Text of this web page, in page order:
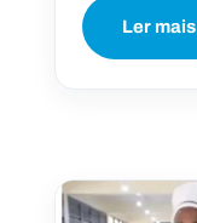
Ler mais